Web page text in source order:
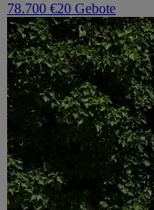
78.700 €20 Gebote